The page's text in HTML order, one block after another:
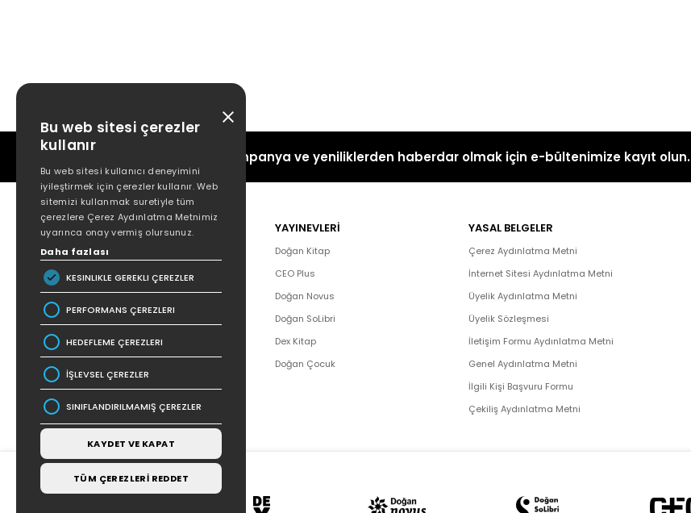
Kampanya ve yeniliklerden haberdar olmak için e-bültenimize kayıt olun.
POPÜLER
Hakkımızda
Yazar Listesi
İletişim
Bizden Haberler
YAYINEVLERİ
Doğan Kitap
CEO Plus
Doğan Novus
Doğan SoLibri
Dex Kitap
Doğan Çocuk
YASAL BELGELER
Çerez Aydınlatma Metni
İnternet Sitesi Aydınlatma Metni
Üyelik Aydınlatma Metni
Üyelik Sözleşmesi
İletişim Formu Aydınlatma Metni
Genel Aydınlatma Metni
İlgili Kişi Başvuru Formu
Çekiliş Aydınlatma Metni
Bu web sitesi çerezler
kullanır
Bu web sitesi kullanıcı deneyimini
iyileştirmek için çerezler kullanır. Web
sitemizi kullanmak suretiyle tüm
çerezlere Çerez Aydınlatma Metnimiz
uyarınca onay vermiş olursunuz.
Daha fazlası
KESINLIKLE GEREKLI ÇEREZLER
PERFORMANS ÇEREZLERI
HEDEFLEME ÇEREZLERI
İŞLEVSEL ÇEREZLER
SINIFLANDIRILMAMIŞ ÇEREZLER
KAYDET VE KAPAT
TÜM ÇEREZLERİ REDDET